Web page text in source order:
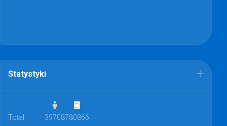
Statystyki
Total 39708780866